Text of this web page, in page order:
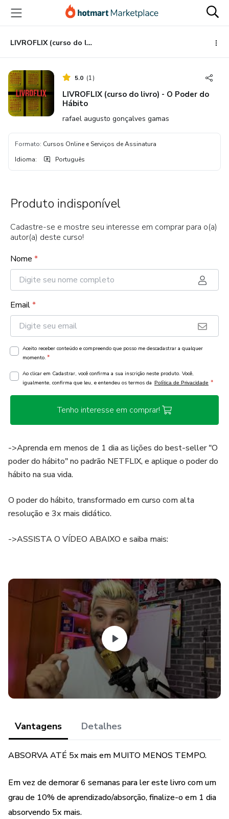
para
conteúdo
principal
para
pagamento
para
rodapé
LIVROFLIX (curso do livro) - O Poder do Hábito
5.0 (1)
LIVROFLIX (curso do livro) - O Poder do
Hábito
rafael augusto gonçalves gamas
Formato: Cursos Online e Serviços de Assinatura
Idioma: Português
Produto indisponível
Cadastre-se e mostre seu interesse em comprar para o(a)
autor(a) deste curso!
Nome *
Email*
Aceito receber conteúdo e compreendo que posso me descadastrar a qualquer
momento. *
Ao clicar em Cadastrar, você confirma a sua inscrição neste produto. Você,
igualmente, confirma que leu, e entendeu os termos da Política de Privacidade *
Tenho interesse em comprar!
->Aprenda em menos de 1 dia as lições do best-seller "O
poder do hábito" no padrão NETFLIX, e aplique o poder do
hábito na sua vida.
O poder do hábito, transformado em curso com alta
resolução e 3x mais didático.
->ASSISTA O VÍDEO ABAIXO e saiba mais:
Vantagens Detalhes
ABSORVA ATÉ 5x mais em MUITO MENOS TEMPO.
Em vez de demorar 6 semanas para ler este livro com um
grau de 10% de aprendizado/absorção, finalize-o em 1 dia
absorvendo 5x mais.